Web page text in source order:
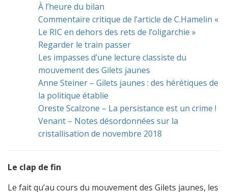
À l’heure du bilan
Commentaire critique de l’article de C.Hamelin «
Le RIC en dehors des rets de l’oligarchie »
Regarder le train passer
Les impasses d’une lecture classiste du
mouvement des Gilets jaunes
Anne Steiner – Gilets jaunes : des hérétiques de
la politique établie
Oreste Scalzone – La persistance est un crime !
Venant – Notes désordonnées sur la
cristallisation de novembre 2018
Le clap de fin
Le fait qu’au cours du mouvement des Gilets jaunes, les